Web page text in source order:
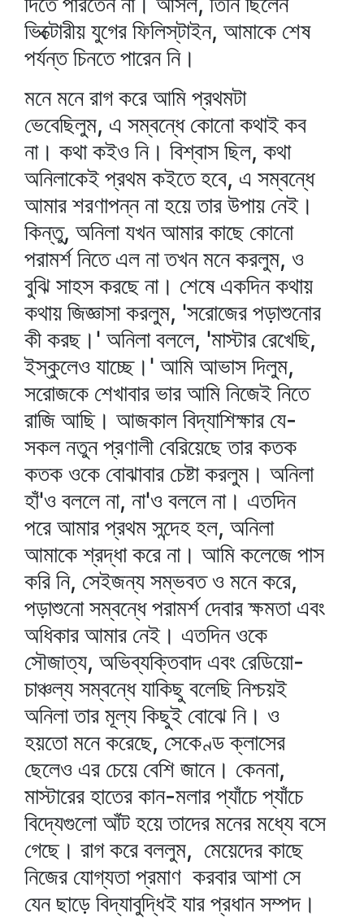
ভিক্টোরীয় যুগের ফিলিস্‌টাইন, আমাকে শেষ
পর্যন্ত চিনতে পারেন নি।
মনে মনে রাগ করে আমি প্রথমটা
ভেবেছিলুম, এ সম্বন্ধে কোনো কথাই কব
না। কথা কইও নি। বিশ্বাস ছিল, কথা
অনিলাকেই প্রথম কইতে হবে, এ সম্বন্ধে
আমার শরণাপন্ন না হয়ে তার উপায় নেই।
কিন্তু, অনিলা যখন আমার কাছে কোনো
পরামর্শ নিতে এল না তখন মনে করলুম, ও
বুঝি সাহস করছে না। শেষে একদিন কথায়
কথায় জিজ্ঞাসা করলুম, 'সরোজের পড়াশুনোর
কী করছ।' অনিলা বললে, 'মাস্টার রেখেছি,
ইস্কুলেও যাচ্ছে।' আমি আভাস দিলুম,
সরোজকে শেখাবার ভার আমি নিজেই নিতে
রাজি আছি। আজকাল বিদ্যাশিক্ষার যে-
সকল নতুন প্রণালী বেরিয়েছে তার কতক
কতক ওকে বোঝাবার চেষ্টা করলুম। অনিলা
হাঁ'ও বললে না, না'ও বললে না। এতদিন
পরে আমার প্রথম সন্দেহ হল, অনিলা
আমাকে শ্রদ্ধা করে না। আমি কলেজে পাস
করি নি, সেইজন্য সম্ভবত ও মনে করে,
পড়াশুনো সম্বন্ধে পরামর্শ দেবার ক্ষমতা এবং
অধিকার আমার নেই। এতদিন ওকে
সৌজাত্য, অভিব্যক্তিবাদ এবং রেডিয়ো-
চাঞ্চল্য সম্বন্ধে যাকিছু বলেছি নিশ্চয়ই
অনিলা তার মূল্য কিছুই বোঝে নি। ও
হয়তো মনে করেছে, সেকেণ্ড ক্লাসের
ছেলেও এর চেয়ে বেশি জানে। কেননা,
মাস্টারের হাতের কান-মলার প্যাঁচে প্যাঁচে
বিদ্যেগুলো আঁট হয়ে তাদের মনের মধ্যে বসে
গেছে। রাগ করে বললুম, মেয়েদের কাছে
নিজের যোগ্যতা প্রমাণ করবার আশা সে
যেন ছাড়ে বিদ্যাবুদ্ধিই যার প্রধান সম্পদ।